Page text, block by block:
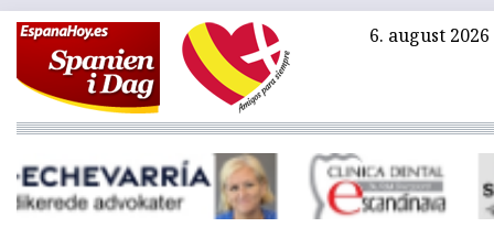
6. august 2026